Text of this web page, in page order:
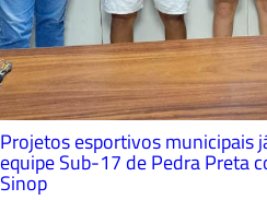
Projetos esportivos municipais
equipe Sub-17 de Pedra Preta
Sinop